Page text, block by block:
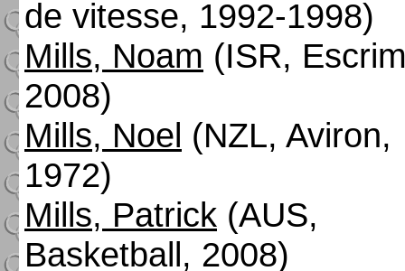
de vitesse, 1992-1998)
Mills, Noam (ISR,
2008)
Mills, Noel (NZL, Aviron,
1972)
Mills, Patrick (AUS,
Basketball, 2008)